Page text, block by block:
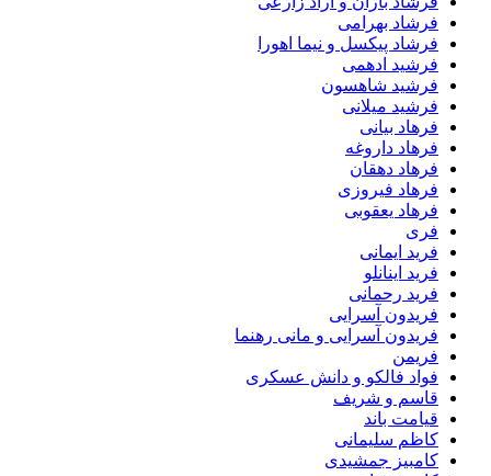
فرشاد بهرامی
فرشاد پیکسل و نیما اهورا
فرشید ادهمی
فرشید شاهسون
فرشید میلانی
فرهاد بیانی
فرهاد داروغه
فرهاد دهقان
فرهاد فیروزی
فرهاد یعقوبی
فری
فرید ایمانی
فرید اینانلو
فرید رحمانی
فریدون آسرایی
فریدون آسرایی و مانی رهنما
فریمن
فواد فالکو و دانش عسکری
قاسم و شریف
قیامت باند
کاظم سلیمانی
کامبیز جمشیدی